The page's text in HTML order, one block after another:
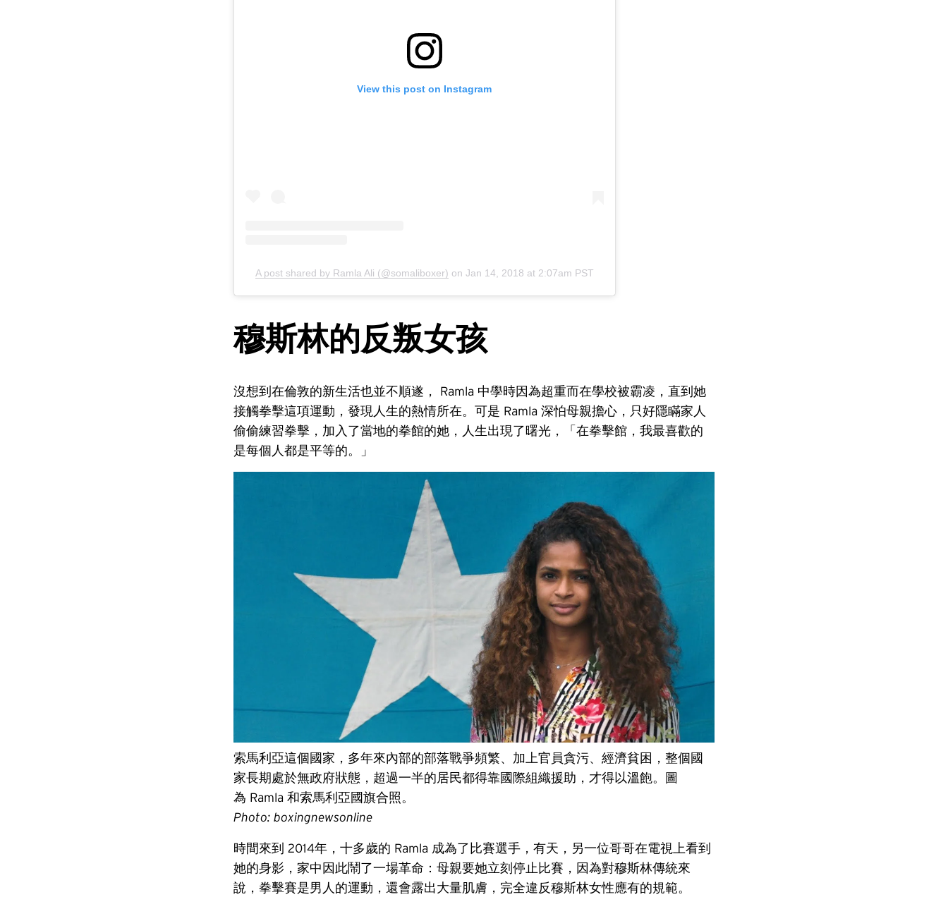
View this post on Instagram
A post shared by Ramla Ali (@somaliboxer) on Jan 14, 2018 at 2:07am PST
穆斯林的反叛女孩
沒想到在倫敦的新生活也並不順遂， Ramla 中學時因為超重而在學校被霸凌，直到她
接觸拳擊這項運動，發現人生的熱情所在。可是 Ramla 深怕母親擔心，只好隱瞞家人
偷偷練習拳擊，加入了當地的拳館的她，人生出現了曙光，「在拳擊館，我最喜歡的
是每個人都是平等的。」
索馬利亞這個國家，多年來內部的部落戰爭頻繁、加上官員貪污、經濟貧困，整個國
家長期處於無政府狀態，超過一半的居民都得靠國際組織援助，才得以溫飽。圖
為 Ramla 和索馬利亞國旗合照。
Photo: boxingnewsonline
時間來到 2014年，十多歲的 Ramla 成為了比賽選手，有天，另一位哥哥在電視上看到
她的身影，家中因此鬧了一場革命：母親要她立刻停止比賽，因為對穆斯林傳統來
說，拳擊賽是男人的運動，還會露出大量肌膚，完全違反穆斯林女性應有的規範。